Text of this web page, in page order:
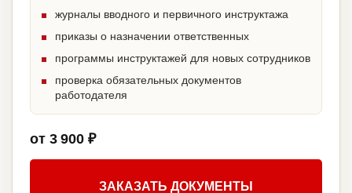
журналы вводного и первичного инструктажа
приказы о назначении ответственных
программы инструктажей для новых сотрудников
проверка обязательных документов
работодателя
от 3 900 ₽
ЗАКАЗАТЬ ДОКУМЕНТЫ